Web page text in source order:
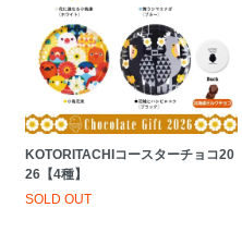
KOTORITACHIコースターチョコ20
26【4種】
SOLD OUT